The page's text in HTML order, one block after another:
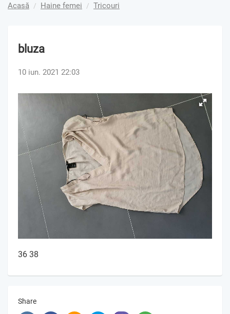
Acasă Haine femei Tricouri
bluza
10 iun. 2021 22:03
36 38
Share